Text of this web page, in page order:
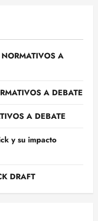
A
A DEBATE
A DEBATE
y su impacto
DRAFT